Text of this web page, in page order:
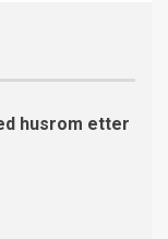
husrom etter